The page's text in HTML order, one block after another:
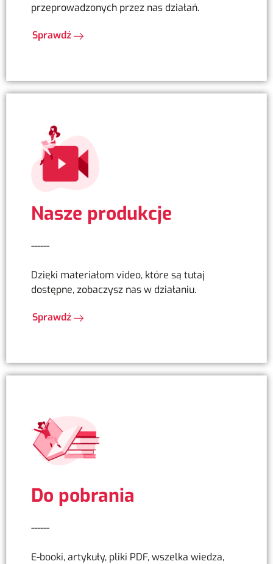
przeprowadzonych przez nas działań.
Sprawdź
Nasze produkcje
------
Dzięki materiałom video, które są tutaj
dostępne, zobaczysz nas w działaniu.
Sprawdź
Do pobrania
------
E-booki, artykuły, pliki PDF, wszelka wiedza,